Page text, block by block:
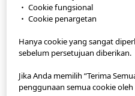
StyleHint App
・ Cookie fungsional
・ Cookie penargetan
Hanya cookie yang sangat
sebelum persetujuan diberikan.
Jika Anda memilih “Terima
penggunaan semua cookie